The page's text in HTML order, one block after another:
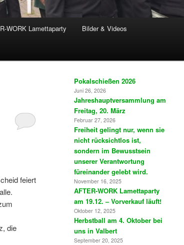
WORK Lamettaparty Bilder & Videos
feiert
die
Pokalschießen 2026
Juni 26, 2026
Jahreshauptversammlung am
Freitag, 20. März
Februar 27, 2026
Freiheit gelingt nur, wenn sie
nicht rücksichtlos ist,
sondern im Bewusstsein
unserer Verantwortung
füreinander gelebt wird.
November 16, 2025
AFTER-WORK Lamettaparty
am 19.12. – Vorverkauf läuft!
Oktober 12, 2025
Herbstball am 4. Oktober bei
uns in Valbert
September 20, 2025